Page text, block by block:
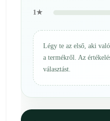
1★
Légy te az első, aki
a termékről. Az
választást.